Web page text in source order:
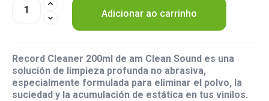
Adicionar ao carrinho
Record Cleaner 200ml de am Clean Sound es una
solución de limpieza profunda no abrasiva,
especialmente formulada para eliminar el polvo, la
suciedad y la acumulación de estática en tus vinilos.